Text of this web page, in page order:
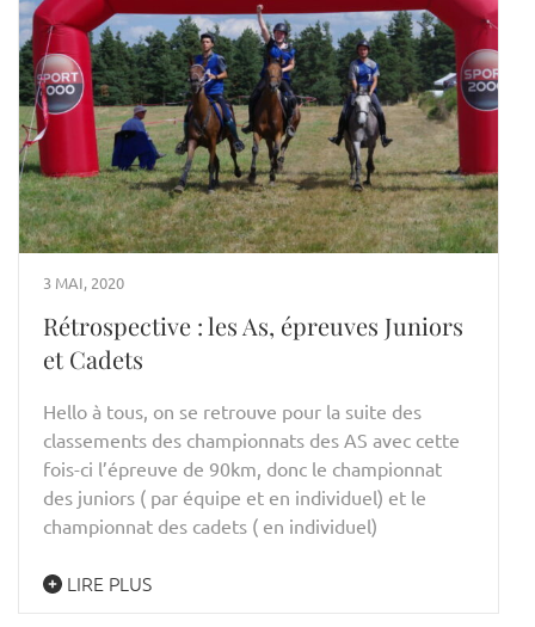
3 MAI, 2020
Rétrospective : les As, épreuves Juniors
et Cadets
Hello à tous, on se retrouve pour la suite des
classements des championnats des AS avec cette
fois-ci l’épreuve de 90km, donc le championnat
des juniors ( par équipe et en individuel) et le
championnat des cadets ( en individuel)
LIRE PLUS